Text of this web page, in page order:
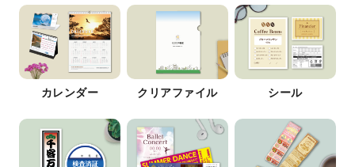
カレンダー クリアファイル シール